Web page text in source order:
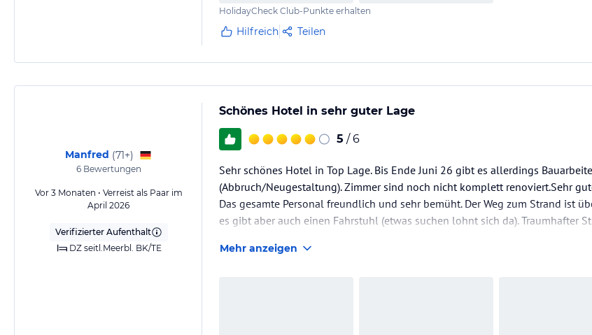
HolidayCheck Club-Punkte erhalten
Hilfreich Teilen
Manfred (71+)
6Bewertungen
Vor 3 Monaten • Verreist als Paar im
April 2026
Verifizierter Aufenthalt
DZ seitl.Meerbl. BK/TE
Schönes Hotel in sehr guter Lage
5 / 6
Sehr schönes Hotel in Top Lage. Bis Ende Juni 26 gibt es allerdings
(Abbruch/Neugestaltung). Zimmer sind noch nicht komplett renoviert.Sehr
Das gesamte Personal freundlich und sehr bemüht. Der Weg zum Strand ist
es gibt aber auch einen Fahrstuhl (etwas suchen lohnt sich da). Traumhafter
Mehr anzeigen